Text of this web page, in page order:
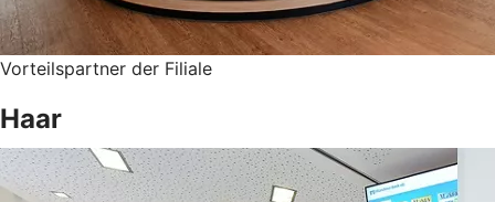
Vorteilspartner der Filiale
Haar